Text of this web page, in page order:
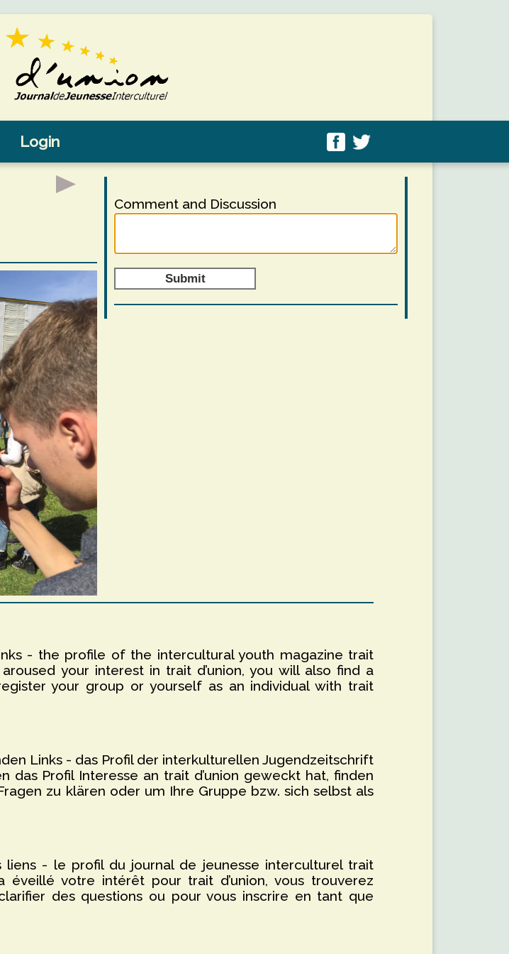
Login
Comment and Discussion
Submit
- the profile of the intercultural youth magazine trait
your interest in trait d’union, you will also find a
your group or yourself as an individual with trait
Links - das Profil der interkulturellen Jugendzeitschrift
das Profil Interesse an trait d’union geweckt hat, finden
zu klären oder um Ihre Gruppe bzw. sich selbst als
- le profil du journal de jeunesse interculturel trait
éveillé votre intérêt pour trait d’union, vous trouverez
des questions ou pour vous inscrire en tant que